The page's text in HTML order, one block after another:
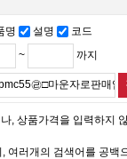
명 설명
코드
~ 까지
, 상품가격을 입력하지
여러개의 검색어를 공백